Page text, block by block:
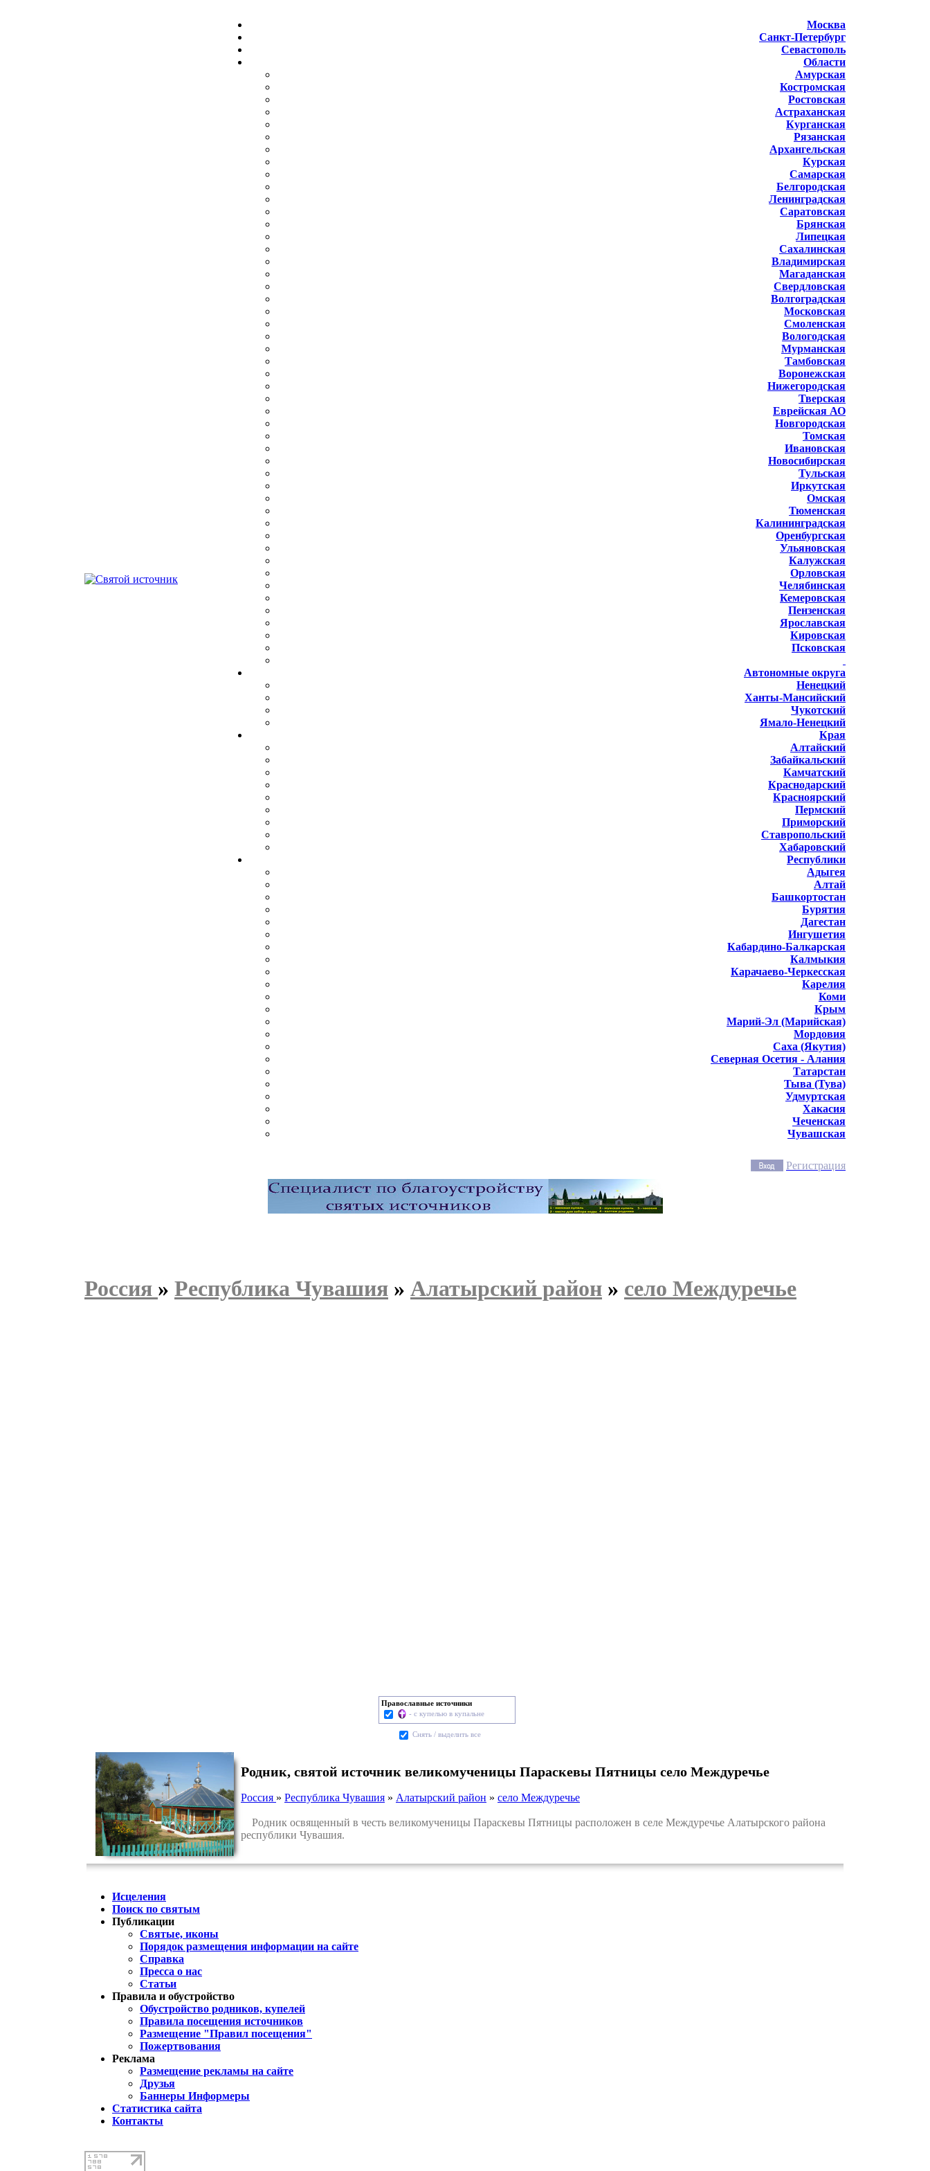
Москва
Санкт-Петербург
Севастополь
Области
Амурская
Костромская
Ростовская
Астраханская
Курганская
Рязанская
Архангельская
Курская
Самарская
Белгородская
Ленинградская
Саратовская
Брянская
Липецкая
Сахалинская
Владимирская
Магаданская
Свердловская
Волгоградская
Московская
Смоленская
Вологодская
Мурманская
Тамбовская
Воронежская
Нижегородская
Тверская
Еврейская АО
Новгородская
Томская
Ивановская
Новосибирская
Тульская
Иркутская
Омская
Тюменская
Калининградская
Оренбургская
Ульяновская
Калужская
Орловская
Челябинская
Кемеровская
Пензенская
Ярославская
Кировская
Псковская
Автономные округа
Ненецкий
Ханты-Мансийский
Чукотский
Ямало-Ненецкий
Края
Алтайский
Забайкальский
Камчатский
Краснодарский
Красноярский
Пермский
Приморский
Ставропольский
Хабаровский
Республики
Адыгея
Алтай
Башкортостан
Бурятия
Дагестан
Ингушетия
Кабардино-Балкарская
Калмыкия
Карачаево-Черкесская
Карелия
Коми
Крым
Марий-Эл (Марийская)
Мордовия
Саха (Якутия)
Северная Осетия - Алания
Татарстан
Тыва (Тува)
Удмуртская
Хакасия
Чеченская
Чувашская
Регистрация
Россия » Республика Чувашия » Алатырский район » село Междуречье
Православные источники
- с купелью в купальне
Cнять / выделить все
Родник, святой источник великомученицы Параскевы Пятницы село Междуречье
Россия » Республика Чувашия » Алатырский район » село Междуречье
Родник освященный в честь великомученицы Параскевы Пятницы расположен в селе Междуречье Алатырского района
республики Чувашия.
Исцеления
Поиск по святым
Публикации
Святые, иконы
Порядок размещения информации на сайте
Справка
Пресса о нас
Статьи
Правила и обустройство
Обустройство родников, купелей
Правила посещения источников
Размещение "Правил посещения"
Пожертвования
Реклама
Размещение рекламы на сайте
Друзья
Баннеры Информеры
Статистика сайта
Контакты